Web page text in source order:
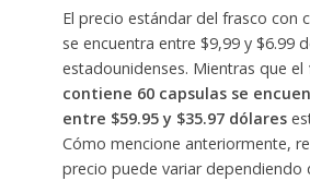
El precio estándar del frasco con
se encuentra entre $9,99 y $6.99
estadounidenses. Mientras que el
contiene 60 capsulas se
entre $59.95 y $35.97 dólares
Cómo mencione anteriormente,
precio puede variar dependiendo